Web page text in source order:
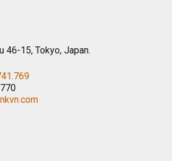
46-15, Tokyo, Japan.